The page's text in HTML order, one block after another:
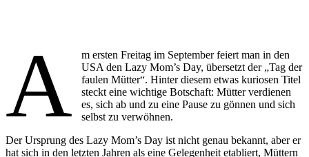
A
m ersten Freitag im September feiert man in den
USA den Lazy Mom’s Day, übersetzt der „Tag der
faulen Mütter“. Hinter diesem etwas kuriosen Titel
steckt eine wichtige Botschaft: Mütter verdienen
es, sich ab und zu eine Pause zu gönnen und sich
selbst zu verwöhnen.
Der Ursprung des Lazy Mom’s Day ist nicht genau bekannt, aber er
hat sich in den letzten Jahren als eine Gelegenheit etabliert, Müttern